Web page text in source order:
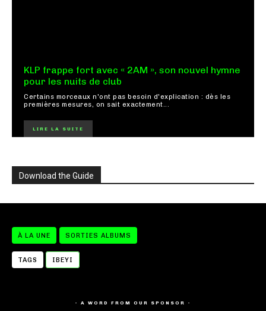
KLP frappe fort avec « 2AM », son nouvel hymne
pour les nuits de club
Certains morceaux n'ont pas besoin d'explication : dès les
premières mesures, on sait exactement...
LIRE LA SUITE
Download the Guide
À LA UNE SORTIES ALBUMS
TAGS IBEYI
- A WORD FROM OUR SPONSOR -